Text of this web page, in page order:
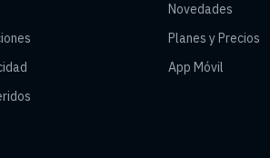
Novedades
Planes y Precios
App Móvil